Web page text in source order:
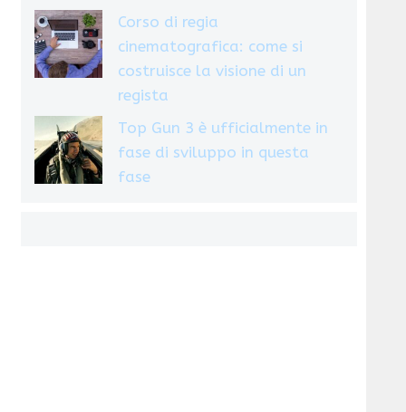
Corso di regia
cinematografica: come si
costruisce la visione di un
regista
Top Gun 3 è ufficialmente in
fase di sviluppo in questa
fase